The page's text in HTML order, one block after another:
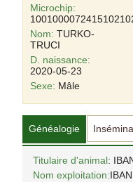
Microchip:
Nom: TURKO-
TRUCI
D. naissance:
2020-05-23
Sexe: Mâle
Généalogie
Titulaire d'animal:
Nom exploitation: